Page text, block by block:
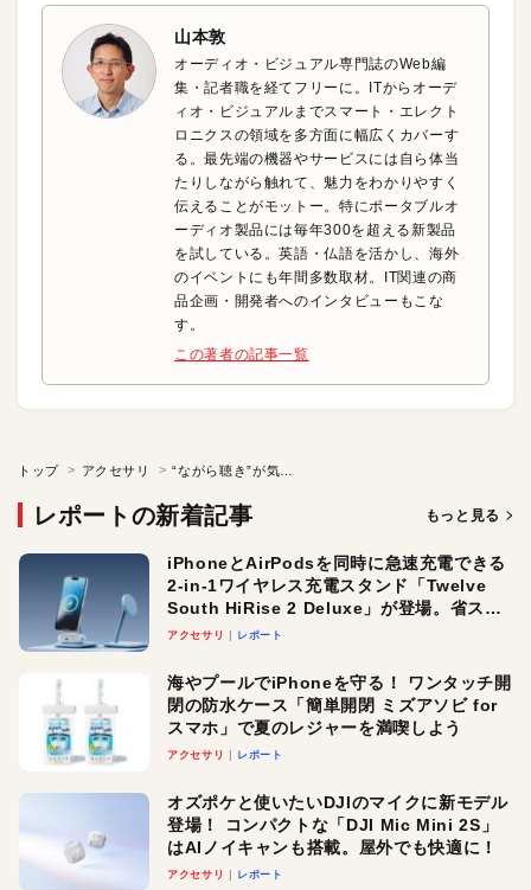
山本敦
オーディオ・ビジュアル専門誌のWeb編
集・記者職を経てフリーに。ITからオーデ
ィオ・ビジュアルまでスマート・エレクト
ロニクスの領域を多方面に幅広くカバーす
る。最先端の機器やサービスには自ら体当
たりしながら触れて、魅力をわかりやすく
伝えることがモットー。特にポータブルオ
ーディオ製品には毎年300を超える新製品
を試している。英語・仏語を活かし、海外
のイベントにも年間多数取材。IT関連の商
品企画・開発者へのインタビューもこな
す。
この著者の記事一覧
トップ アクセサリ
レポートの新着記事 もっと見る
iPhoneとAirPodsを同時に急速充電できる
2-in-1ワイヤレス充電スタンド「Twelve
South HiRise 2 Deluxe」が登場。省スペ
ースでおしゃれに充電したい人にオスス
アクセサリ レポート
海やプールでiPhoneを守る！ ワンタッチ開
閉の防水ケース「簡単開閉 ミズアソビ for
スマホ」で夏のレジャーを満喫しよう
アクセサリ レポート
オズポケと使いたいDJIのマイクに新モデル
登場！ コンパクトな「DJI Mic Mini 2S」
はAIノイキャンも搭載。屋外でも快適に！
アクセサリ レポート